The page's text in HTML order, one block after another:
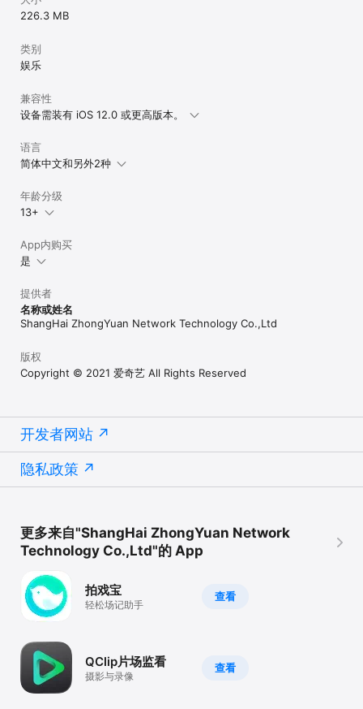
226.3 MB
类别
娱乐
兼容性
设备需装有 iOS 12.0 或更高版本。
语言
简体中文和另外2种
年龄分级
13+
App内购买
是
提供者
名称或姓名
ShangHai ZhongYuan Network Technology Co.,Ltd
版权
Copyright © 2021 爱奇艺 All Rights Reserved
开发者网站
隐私政策
更多来自"ShangHai ZhongYuan Network
Technology Co.,Ltd"的 App
查看
拍戏宝
轻松场记助手
查看
QClip片场监看
摄影与录像